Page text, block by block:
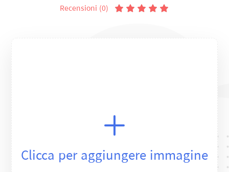
Recensioni (0)
Clicca per aggiungere immagine